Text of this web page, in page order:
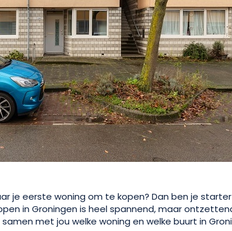
je eerste woning om te kopen? Dan ben je
in Groningen is heel spannend, maar
met jou welke woning en welke buurt in